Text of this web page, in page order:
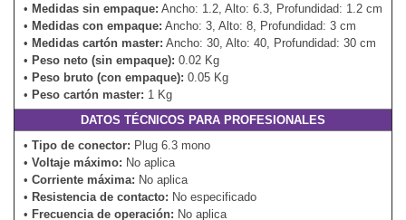
• Medidas sin empaque: Ancho: 1.2, Alto: 6.3, Profundidad: 1.2 cm
• Medidas con empaque: Ancho: 3, Alto: 8, Profundidad: 3 cm
• Medidas cartón master: Ancho: 30, Alto: 40, Profundidad: 30 cm
• Peso neto (sin empaque): 0.02 Kg
• Peso bruto (con empaque): 0.05 Kg
• Peso cartón master: 1 Kg
DATOS TÉCNICOS PARA PROFESIONALES
• Tipo de conector: Plug 6.3 mono
• Voltaje máximo: No aplica
• Corriente máxima: No aplica
• Resistencia de contacto: No especificado
• Frecuencia de operación: No aplica